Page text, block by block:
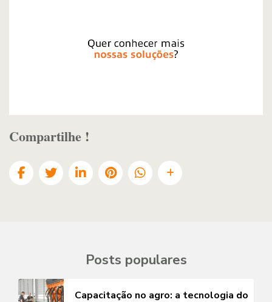
Compartilhe !
Posts populares
Capacitação no agro: a tecnologia do